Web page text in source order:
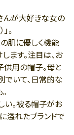
んが大好きな女の
。
肌に優しく機能
ます。注目は、お
供用の帽子。母と
でいて、日常的な
い。被る帽子がお
溢れたブランドで